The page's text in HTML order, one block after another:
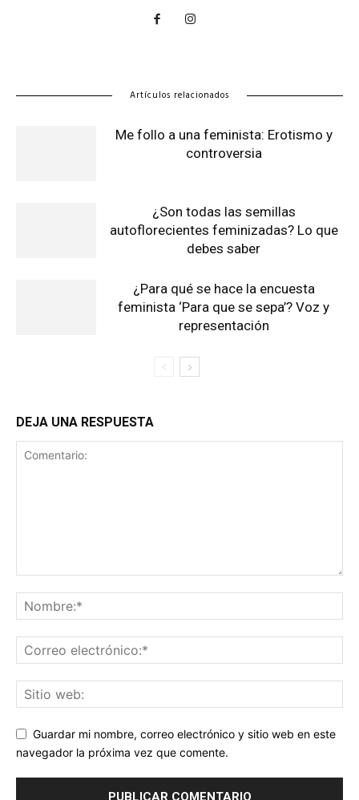
Artículos relacionados
Me follo a una feminista: Erotismo y
controversia
¿Son todas las semillas
autoflorecientes feminizadas? Lo que
debes saber
¿Para qué se hace la encuesta
feminista ‘Para que se sepa’? Voz y
representación
DEJA UNA RESPUESTA
Guardar mi nombre, correo electrónico y sitio web en este
navegador la próxima vez que comente.